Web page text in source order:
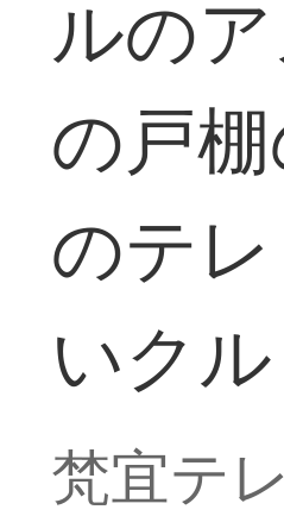
ルの
の戸
のテ
いク
梵宜テ